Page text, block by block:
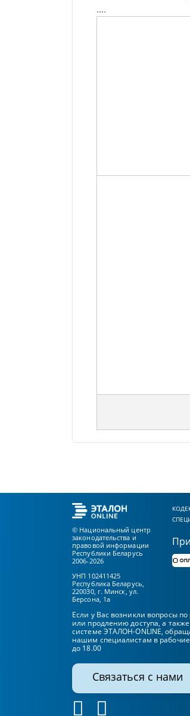
....
© Национальный центр
законодательства и
правовой информации
Республики Беларусь
2006-2026
УНП 102411425
Республика Беларусь,
220030, г. Минск, ул.
Берсона, 1а
Если у Вас возникли вопросы по
или продлению доступа, а
системе ЭТАЛОН-ONLINE,
нашим специалистам в
до 18.00
Связаться с нами